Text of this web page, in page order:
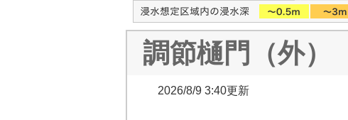
調節樋門（外）
2026/8/9 3:40更新